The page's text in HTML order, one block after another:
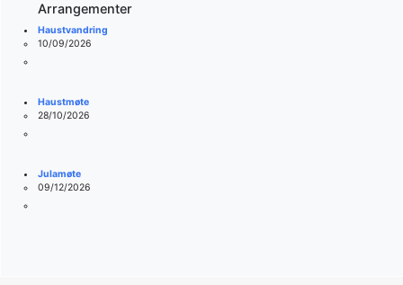
Arrangementer
Haustvandring
10/09/2026
Haustmøte
28/10/2026
Julamøte
09/12/2026